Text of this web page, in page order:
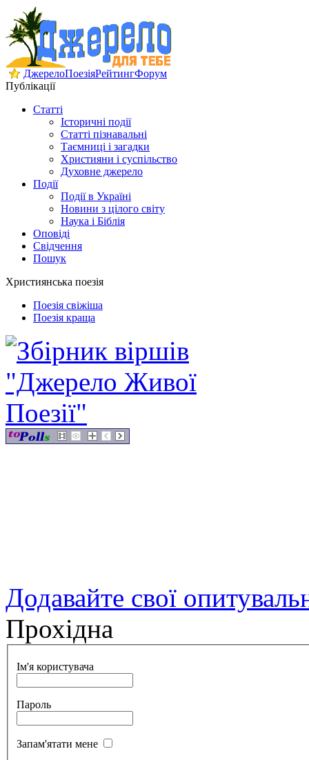
ДжерелоПоезіяРейтингФорум
Публікації
Статті
Історичні події
Статті пізнавальні
Таємниці і загадки
Християни і суспільство
Духовне джерело
Події
Події в Україні
Новини з цілого світу
Наука і Біблія
Оповіді
Свідчення
Пошук
Християнська поезія
Поезія свіжіша
Поезія краща
Додавайте свої
Прохідна
Ім'я користувача
Пароль
Запам'ятати мене